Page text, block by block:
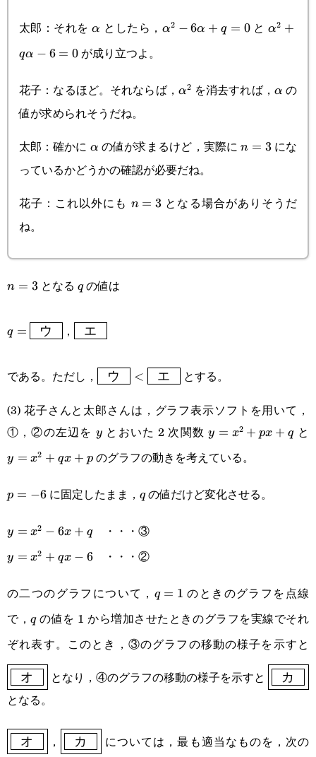
太郎：それを\alpha
α としたら， \alpha^2-
α2 − 6α + q = 0とα2 +
qα − 6 = 0 が成り立つよ。
花子：なるほど。それならば， \alpha^2
α2 を消去すれば， \alpha
α の
値が求められそうだね。
太郎：確かに \alpha
α の値が求まるけど，実際にn=3
n = 3にな
っているかどうかの確認が必要だね。
花子：これ以外にも n=3
n = 3 となる場合がありそうだ
ね。
n=3
n = 3となる q
qの値は
q=\boxed{\enspace\textsf{ウ}\enspace}
q = ウ ， \boxed{\enspace\textsf{エ}\enspace}
エ
である。ただし， \boxed{\enspace\text{ウ}\enspace}
ウ < エ とする。
(3) 花子さんと太郎さんは，グラフ表示ソフトを用いて，
①，②の左辺を y
y とおいた 2 次関数y=x^2+px+q
y = x2 + px + qと
y = x2 + qx + pのグラフの動きを考えている。
p=-6
p = −6に固定したまま， q
qの値だけど変化させる。
y=x^2-
6x+q
y = x2 − 6x + q・・・③
y=x^2+qx-
y = x2 + qx − 6・・・②
の二つのグラフについて， q=1
q = 1 のときのグラフを点線
で，q
qの値を 1 から増加させたときのグラフを実線でそれ
ぞれ表す。このとき，③のグラフの移動の様子を示すと
オ となり，④のグラフの移動の様子を示すと カ
となる。
\boxed{\boxed{\enspace\text{オ}\enspace}}
オ ， \boxed{\boxed{\enspace\text{カ
カ については，最も適当なものを，次の